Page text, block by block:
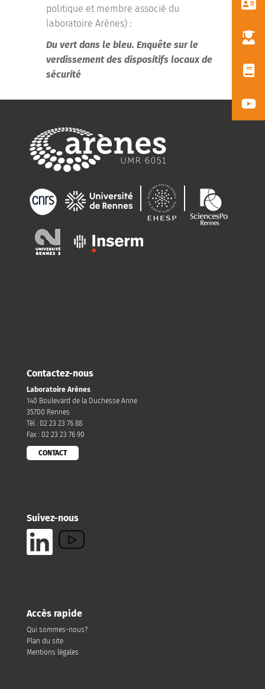
politique et membre associé du
laboratoire Arènes) :
Du vert dans le bleu. Enquête sur le
verdissement des dispositifs locaux de
sécurité
Contactez-nous
Laboratoire Arènes
140 Boulevard de la Duchesse Anne
35700 Rennes
Tél : 02 23 23 76 88
Fax : 02 23 23 76 90
CONTACT
Suivez-nous
Accès rapide
Qui sommes-nous?
Plan du site
Mentions légales